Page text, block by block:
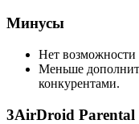
Минусы
Нет возможности
Меньше
конкурентами.
3AirDroid Parental